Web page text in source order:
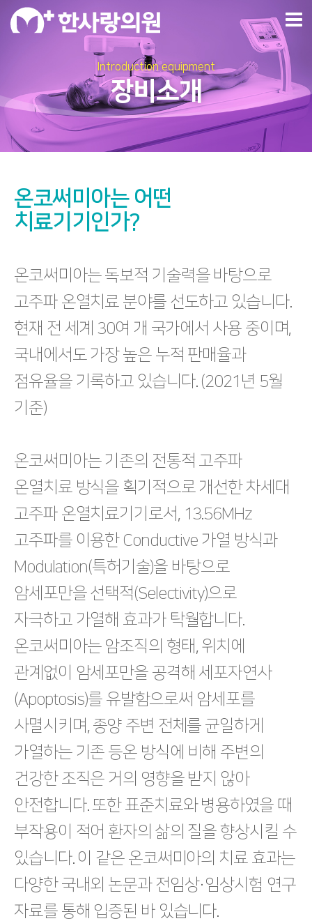
Introduction equipment
장비소개
온코써미아는 어떤
치료기기인가?
온코써미아는 독보적 기술력을 바탕으로
고주파 온열치료 분야를 선도하고 있습니다.
현재 전 세계 30여 개 국가에서 사용 중이며,
국내에서도 가장 높은 누적 판매율과
점유율을 기록하고 있습니다. (2021년 5월
기준)
온코써미아는 기존의 전통적 고주파
온열치료 방식을 획기적으로 개선한 차세대
고주파 온열치료기기로서, 13.56MHz
고주파를 이용한 Conductive 가열 방식과
Modulation(특허기술)을 바탕으로
암세포만을 선택적(Selectivity)으로
자극하고 가열해 효과가 탁월합니다.
온코써미아는 암조직의 형태, 위치에
관계없이 암세포만을 공격해 세포자연사
(Apoptosis)를 유발함으로써 암세포를
사멸시키며, 종양 주변 전체를 균일하게
가열하는 기존 등온 방식에 비해 주변의
건강한 조직은 거의 영향을 받지 않아
안전합니다. 또한 표준치료와 병용하였을 때
부작용이 적어 환자의 삶의 질을 향상시킬 수
있습니다. 이 같은 온코써미아의 치료 효과는
다양한 국내외 논문과 전임상·임상시험 연구
자료를 통해 입증된 바 있습니다.